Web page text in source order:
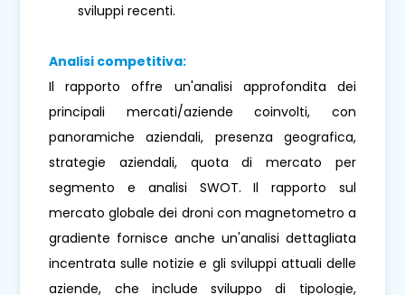
sviluppi recenti.
Analisi competitiva:
Il rapporto offre un'analisi approfondita dei
principali mercati/aziende coinvolti, con
panoramiche aziendali, presenza geografica,
strategie aziendali, quota di mercato per
segmento e analisi SWOT. Il rapporto sul
mercato globale dei droni con magnetometro a
gradiente fornisce anche un'analisi dettagliata
incentrata sulle notizie e gli sviluppi attuali delle
aziende, che include sviluppo di tipologie,